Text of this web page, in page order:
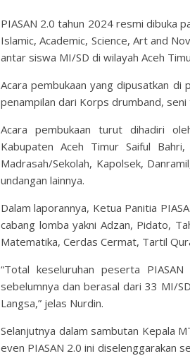
PIASAN 2.0 tahun 2024 resmi dibuka
Islamic, Academic, Science, Art and
antar siswa MI/SD di wilayah Aceh
Acara pembukaan yang dipusatkan di
penampilan dari Korps drumband, seni
Acara pembukaan turut dihadiri
Kabupaten Aceh Timur Saiful
Madrasah/Sekolah, Kapolsek,
undangan lainnya.
Dalam laporannya, Ketua Panitia
cabang lomba yakni Adzan, Pidato,
Matematika, Cerdas Cermat, Tartil
“Total keseluruhan peserta
sebelumnya dan berasal dari 33 MI/
Langsa,” jelas Nurdin.
Selanjutnya dalam sambutan Kepala
even PIASAN 2.0 ini diselenggarakan